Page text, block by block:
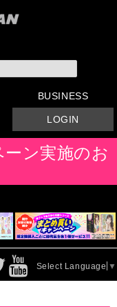
BUSINESS
会員登録
注文方法・卸売りについ
FAX注文書
カタログ
販促物配布
代理店契約について
LOGIN
ン実施のお
Select Language ▼